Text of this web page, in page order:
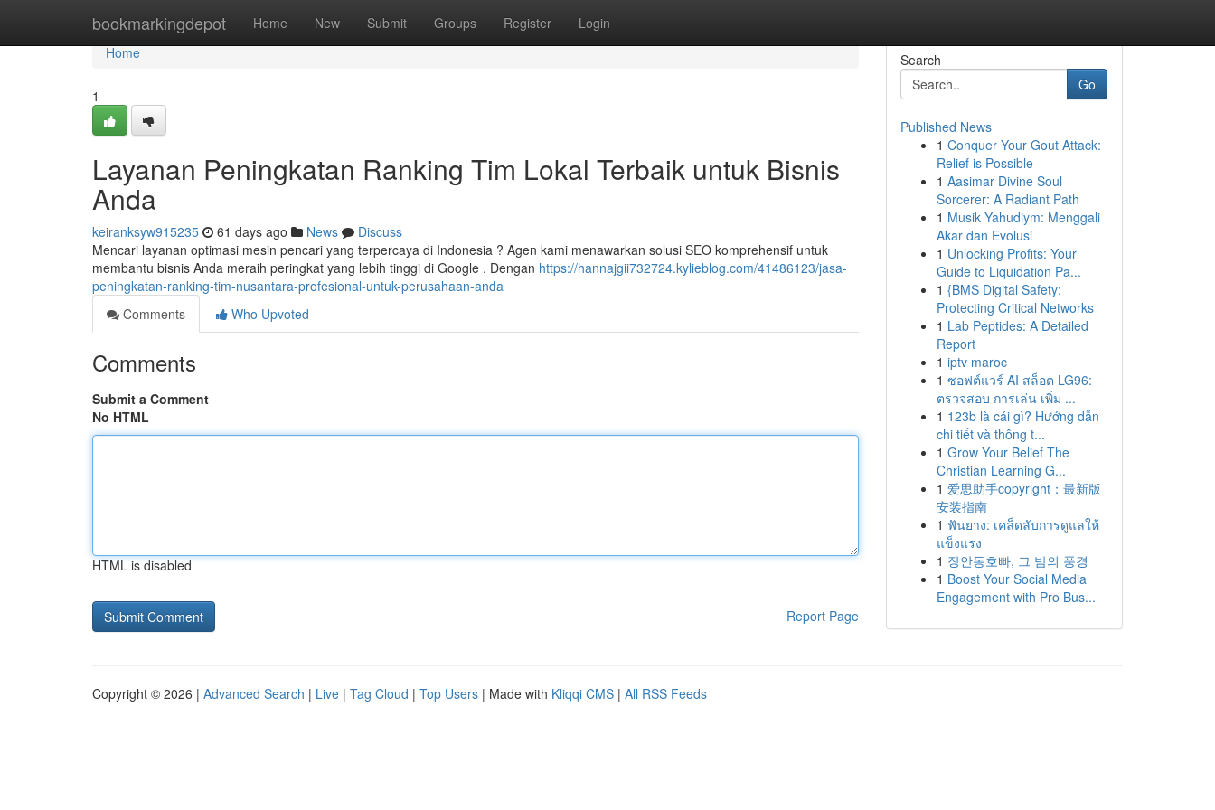
bookmarkingdepot Home New Submit Groups Register Login
Home
Home
1
Layanan Peningkatan Ranking Tim Lokal Terbaik untuk Bisnis
Anda
keiranksyw915235 61 days ago News
Discuss
Mencari layanan optimasi mesin pencari yang terpercaya di Indonesia ? Agen kami menawarkan solusi SEO komprehensif untuk
membantu bisnis Anda meraih peringkat yang lebih tinggi di Google . Dengan https://hannajgii732724.kylieblog.com/41486123/jasa-
peningkatan-ranking-tim-nusantara-profesional-untuk-perusahaan-anda
Comments
Who Upvoted
Comments
Submit a Comment
No HTML
HTML is disabled
Report Page
Search
Go
Published News
1 Conquer Your Gout Attack:
Relief is Possible
1 Aasimar Divine Soul
Sorcerer: A Radiant Path
1 Musik Yahudiym: Menggali
Akar dan Evolusi
1 Unlocking Profits: Your
Guide to Liquidation Pa...
1 {BMS Digital Safety:
Protecting Critical Networks
1 Lab Peptides: A Detailed
Report
1 iptv maroc
1 ซอฟต์แวร์ AI สล็อต LG96:
ตรวจสอบ การเล่น เพิ่ม ...
1 123b là cái gì? Hướng dẫn
chi tiết và thông t...
1 Grow Your Belief The
Christian Learning G...
1 爱思助手copyright：最新版
安装指南
1 ฟันยาง: เคล็ดลับการดูแลให้
แข็งแรง
1 장안동호빠, 그 밤의 풍경
1 Boost Your Social Media
Engagement with Pro Bus...
Copyright © 2026 | Advanced Search | Live | Tag Cloud | Top Users | Made with Kliqqi CMS | All RSS Feeds